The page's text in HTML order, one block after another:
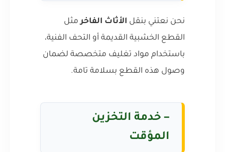
نحن نعتني بنقل الأثاث الفاخرمثل
القطع الخشبية القديمة أو التحف الفنية،
باستخدام مواد تغليف متخصصة لضمان
وصول هذه القطع بسلامة تامة.
– خدمة التخزين
المؤقت